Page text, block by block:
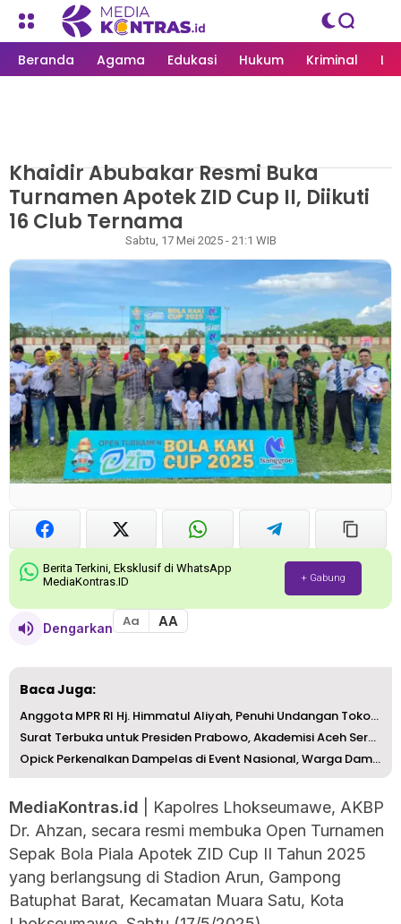
Beranda Agama Edukasi Hukum Kriminal
MEDIAKONTRAS.ID /NASIONAL
Khaidir Abubakar Resmi Buka
Turnamen Apotek ZID Cup II, Diikuti
16 Club Ternama
Sabtu, 17 Mei 2025 - 21:1 WIB
Berita Terkini, Eksklusif di WhatsApp
MediaKontras.ID
+ Gabung
Dengarkan Aa AA
Baca Juga:
Anggota MPR RI Hj. Himmatul Aliyah, Penuhi Undangan Tokoh...
Surat Terbuka untuk Presiden Prabowo, Akademisi Aceh Seru...
Opick Perkenalkan Dampelas di Event Nasional, Warga Dampe...
MediaKontras.id
| Kapolres Lhokseumawe, AKBP
Dr. Ahzan, secara resmi membuka Open Turnamen
Sepak Bola Piala Apotek ZID Cup II Tahun 2025
yang berlangsung di Stadion Arun, Gampong
Batuphat Barat, Kecamatan Muara Satu, Kota